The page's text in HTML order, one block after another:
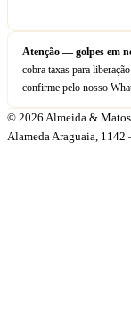
Atenção — golpes em
cobra taxas para
confirme pelo nosso
© 2026 Almeida & Matos
Alameda Araguaia,